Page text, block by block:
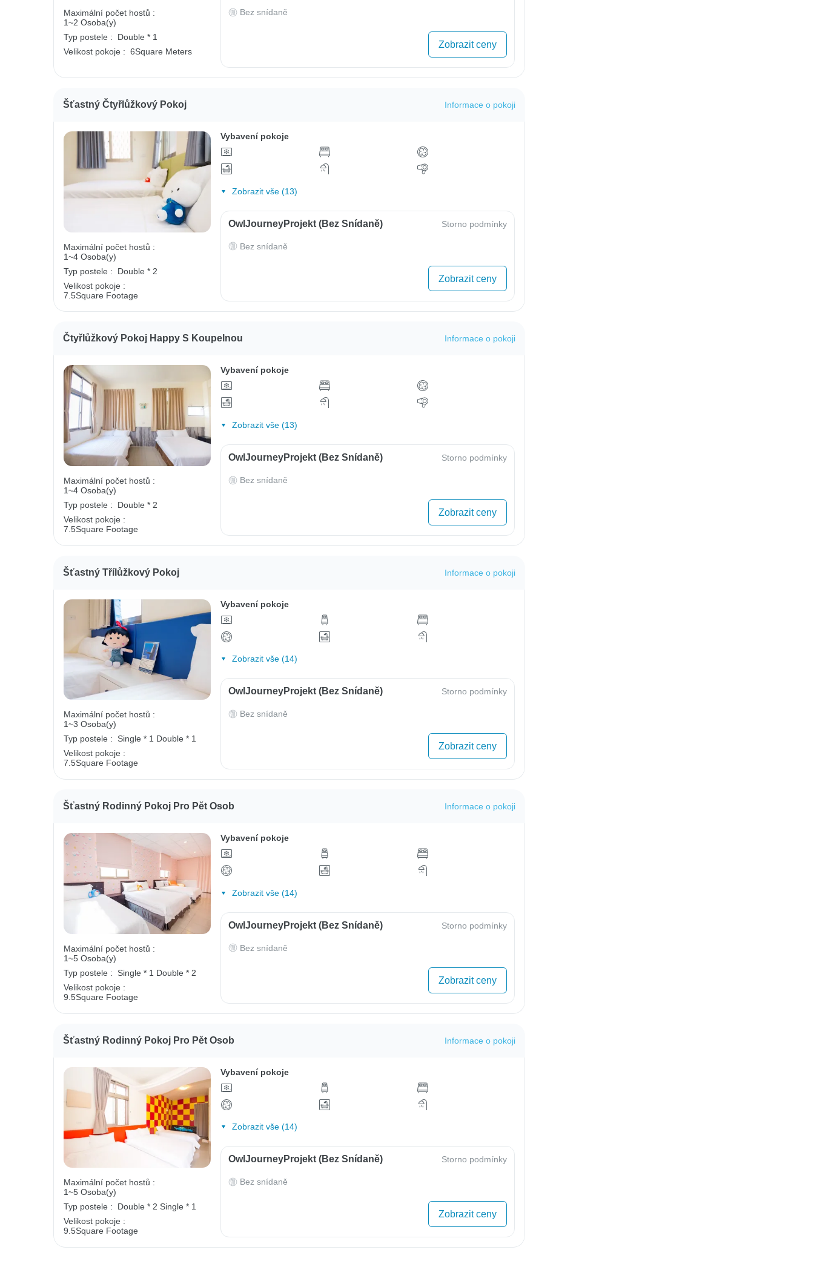
Maximální počet hostů :
1~2 Osoba(y)
Typ postele :
Double * 1
Velikost pokoje : 6Square Meters
Bez snídaně
Zobrazit ceny
Šťastný Čtyřlůžkový Pokoj Informace o pokoji
Maximální počet hostů :
1~4 Osoba(y)
Typ postele :
Double * 2
Velikost pokoje :
7.5Square Footage
Vybavení pokoje
Zobrazit vše (13)
OwlJourneyProjekt (bez Snídaně) Storno podmínky
Bez snídaně
Zobrazit ceny
Čtyřlůžkový Pokoj Happy S Koupelnou Informace o pokoji
Maximální počet hostů :
1~4 Osoba(y)
Typ postele :
Double * 2
Velikost pokoje :
7.5Square Footage
Vybavení pokoje
Zobrazit vše (13)
OwlJourneyProjekt (bez Snídaně) Storno podmínky
Bez snídaně
Zobrazit ceny
Šťastný Třílůžkový Pokoj Informace o pokoji
Maximální počet hostů :
1~3 Osoba(y)
Typ postele :
Single * 1 Double * 1
Velikost pokoje :
7.5Square Footage
Vybavení pokoje
Zobrazit vše (14)
OwlJourneyProjekt (bez Snídaně) Storno podmínky
Bez snídaně
Zobrazit ceny
Šťastný Rodinný Pokoj Pro Pět Osob Informace o pokoji
Maximální počet hostů :
1~5 Osoba(y)
Typ postele :
Single * 1 Double * 2
Velikost pokoje :
9.5Square Footage
Vybavení pokoje
Zobrazit vše (14)
OwlJourneyProjekt (bez Snídaně) Storno podmínky
Bez snídaně
Zobrazit ceny
Šťastný Rodinný Pokoj Pro Pět Osob Informace o pokoji
Maximální počet hostů :
1~5 Osoba(y)
Typ postele :
Double * 2 Single * 1
Velikost pokoje :
9.5Square Footage
Vybavení pokoje
Zobrazit vše (14)
OwlJourneyProjekt (bez Snídaně) Storno podmínky
Bez snídaně
Zobrazit ceny